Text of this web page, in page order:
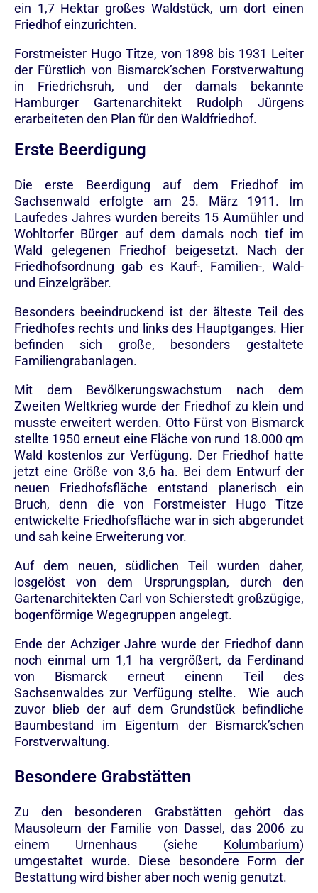
ein 1,7 Hektar großes Waldstück, um dort einen
Friedhof einzurichten.
Forstmeister Hugo Titze, von 1898 bis 1931 Leiter
der Fürstlich von Bismarck’schen Forstverwaltung
in Friedrichsruh, und der damals bekannte
Hamburger Gartenarchitekt Rudolph Jürgens
erarbeiteten den Plan für den Waldfriedhof.
Erste Beerdigung
Die erste Beerdigung auf dem Friedhof im
Sachsenwald erfolgte am 25. März 1911. Im
Laufedes Jahres wurden bereits 15 Aumühler und
Wohltorfer Bürger auf dem damals noch tief im
Wald gelegenen Friedhof beigesetzt. Nach der
Friedhofsordnung gab es Kauf-, Familien-, Wald-
und Einzelgräber.
Besonders beeindruckend ist der älteste Teil des
Friedhofes rechts und links des Hauptganges. Hier
befinden sich große, besonders gestaltete
Familiengrabanlagen.
Mit dem Bevölkerungswachstum nach dem
Zweiten Weltkrieg wurde der Friedhof zu klein und
musste erweitert werden. Otto Fürst von Bismarck
stellte 1950 erneut eine Fläche von rund 18.000 qm
Wald kostenlos zur Verfügung. Der Friedhof hatte
jetzt eine Größe von 3,6 ha. Bei dem Entwurf der
neuen Friedhofsfläche entstand planerisch ein
Bruch, denn die von Forstmeister Hugo Titze
entwickelte Friedhofsfläche war in sich abgerundet
und sah keine Erweiterung vor.
Auf dem neuen, südlichen Teil wurden daher,
losgelöst von dem Ursprungsplan, durch den
Gartenarchitekten Carl von Schierstedt großzügige,
bogenförmige Wegegruppen angelegt.
Ende der Achziger Jahre wurde der Friedhof dann
noch einmal um 1,1 ha vergrößert, da Ferdinand
von Bismarck erneut einenn Teil des
Sachsenwaldes zur Verfügung stellte. Wie auch
zuvor blieb der auf dem Grundstück befindliche
Baumbestand im Eigentum der Bismarck’schen
Forstverwaltung.
Besondere Grabstätten
Zu den besonderen Grabstätten gehört das
Mausoleum der Familie von Dassel, das 2006 zu
einem Urnenhaus (siehe Kolumbarium)
umgestaltet wurde. Diese besondere Form der
Bestattung wird bisher aber noch wenig genutzt.